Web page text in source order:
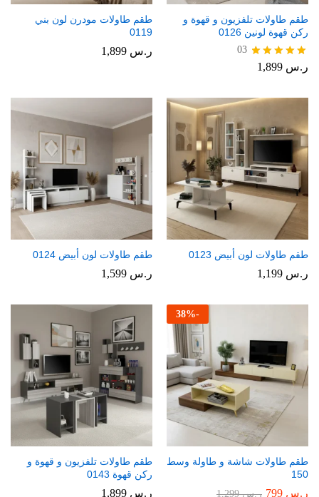
طقم طاولات تلفزيون و قهوة و
ركن قهوة لونين 0126
تم التقييم
03
ر.س
طقم طاولات مودرن لون بني
0119
ر.س
طقم طاولات لون أبيض 0123
ر.س
طقم طاولات لون أبيض 0124
ر.س
-
38%
طقم طاولات شاشة و طاولة وسط
150
ر.س ر.س1,299
طقم طاولات تلفزيون و قهوة و
ركن قهوة 0143
ر.س